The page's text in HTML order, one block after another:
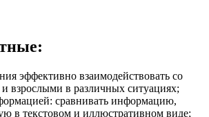
эффективно взаимодействовать со
взрослыми в различных ситуациях;
сравнивать информацию,
в текстовом и иллюстративном виде;